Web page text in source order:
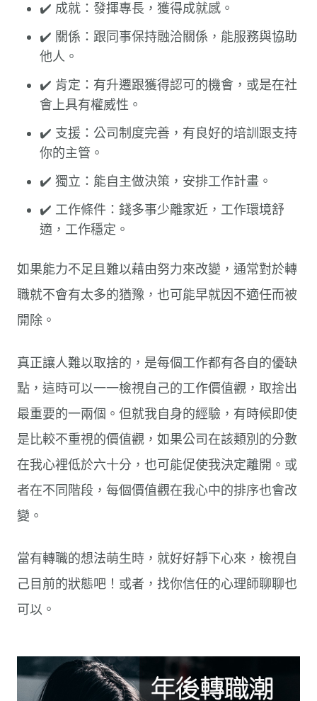
✔️ 成就：發揮專長，獲得成就感。
✔️ 關係：跟同事保持融洽關係，能服務與協助
他人。
✔️ 肯定：有升遷跟獲得認可的機會，或是在社
會上具有權威性。
✔️ 支援：公司制度完善，有良好的培訓跟支持
你的主管。
✔️ 獨立：能自主做決策，安排工作計畫。
✔️ 工作條件：錢多事少離家近，工作環境舒
適，工作穩定。
如果能力不足且難以藉由努力來改變，通常對於轉
職就不會有太多的猶豫，也可能早就因不適任而被
開除。
真正讓人難以取捨的，是每個工作都有各自的優缺
點，這時可以一一檢視自己的工作價值觀，取捨出
最重要的一兩個。但就我自身的經驗，有時候即使
是比較不重視的價值觀，如果公司在該類別的分數
在我心裡低於六十分，也可能促使我決定離開。或
者在不同階段，每個價值觀在我心中的排序也會改
變。
當有轉職的想法萌生時，就好好靜下心來，檢視自
己目前的狀態吧！或者，找你信任的心理師聊聊也
可以。